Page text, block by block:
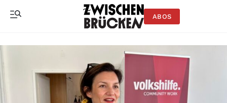
ABOS